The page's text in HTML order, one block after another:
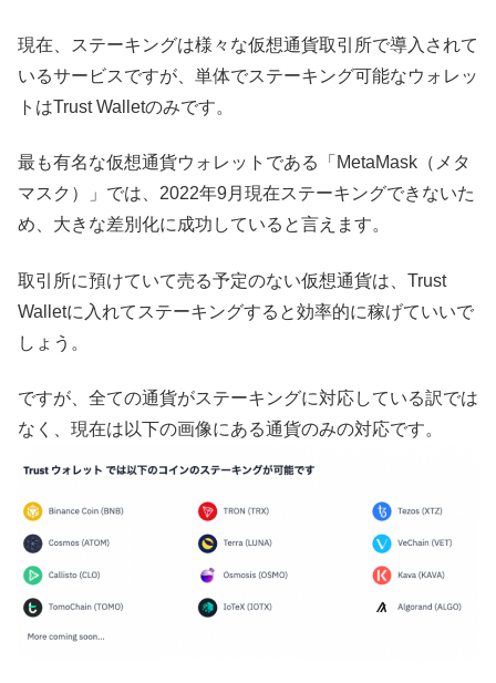
現在、ステーキングは様々な仮想通貨取引所で導入されて
いるサービスですが、単体でステーキング可能なウォレッ
トはTrust Walletのみです。
最も有名な仮想通貨ウォレットである「MetaMask（メタ
マスク）」では、2022年9月現在ステーキングできないた
め、大きな差別化に成功していると言えます。
取引所に預けていて売る予定のない仮想通貨は、Trust
Walletに入れてステーキングすると効率的に稼げていいで
しょう。
ですが、全ての通貨がステーキングに対応している訳では
なく、現在は以下の画像にある通貨のみの対応です。